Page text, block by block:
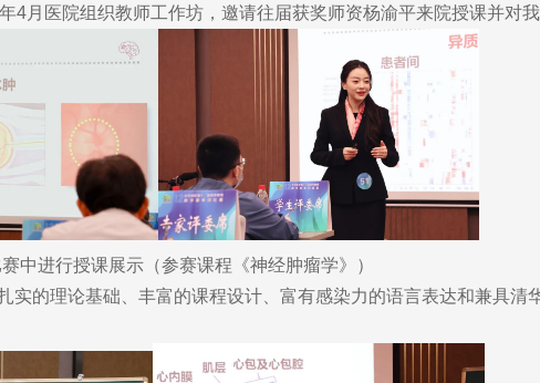
月医院组织教师工作坊，邀请往届获奖师资杨渝平来院授课并对我
中进行授课展示（参赛课程《神经肿瘤学》）
理论基础、丰富的课程设计、富有感染力的语言表达和兼具清